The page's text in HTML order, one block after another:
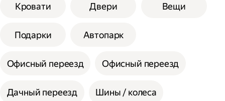
Кровати Двери Вещи
Подарки Автопарк
Офисный переезд Офисный переезд
Дачный переезд Шины / колеса